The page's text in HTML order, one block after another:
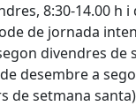
8:30-14.00 h i
de jornada
divendres de
desembre a
de setmana santa)